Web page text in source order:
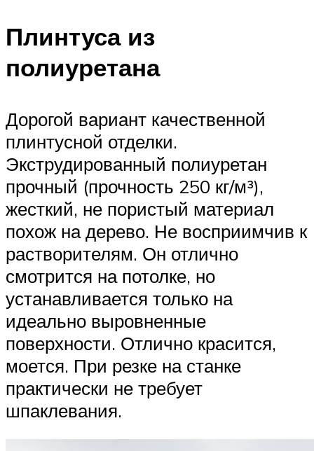
Плинтуса из
полиуретана
Дорогой вариант качественной
плинтусной отделки.
Экструдированный полиуретан
прочный (прочность 250 кг/м³),
жесткий, не пористый материал
похож на дерево. Не восприимчив к
растворителям. Он отлично
смотрится на потолке, но
устанавливается только на
идеально выровненные
поверхности. Отлично красится,
моется. При резке на станке
практически не требует
шпаклевания.